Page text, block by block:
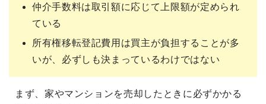
仲介手数料は取引額に応じて上限額が定められ
ている
所有権移転登記費用は買主が負担することが多
いが、必ずしも決まっているわけではない
まず、家やマンションを売却したときに必ずかかる